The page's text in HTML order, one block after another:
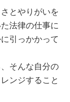
とやりがいを
法律の仕事に
引っかかって
そんな自分の
ンジすること